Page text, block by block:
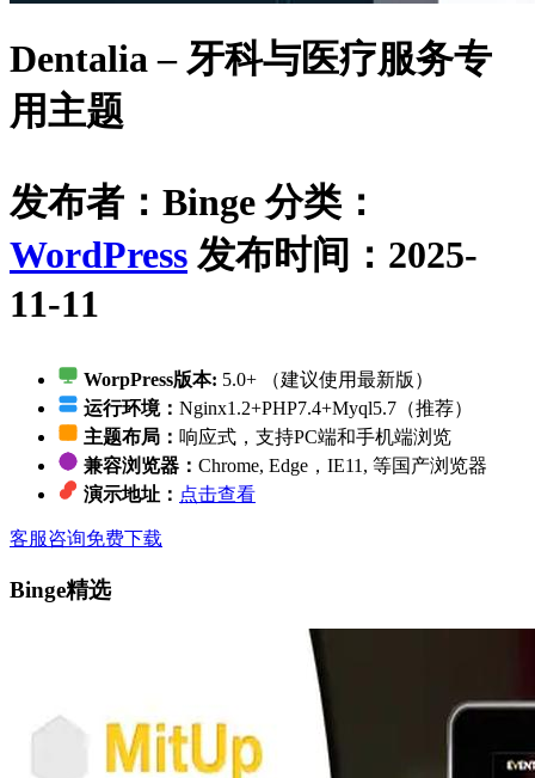
Dentalia – 牙科与医疗服务专
用主题
发布者：Binge 分类：
WordPress 发布时间：2025-
11-11
WorpPress版本: 5.0+ （建议使用最新版）
运行环境： Nginx1.2+PHP7.4+Myql5.7（推荐）
主题布局： 响应式，支持PC端和手机端浏览
兼容浏览器： Chrome, Edge，IE11, 等国产浏览器
演示地址： 点击查看
客服咨询免费下载
Binge精选